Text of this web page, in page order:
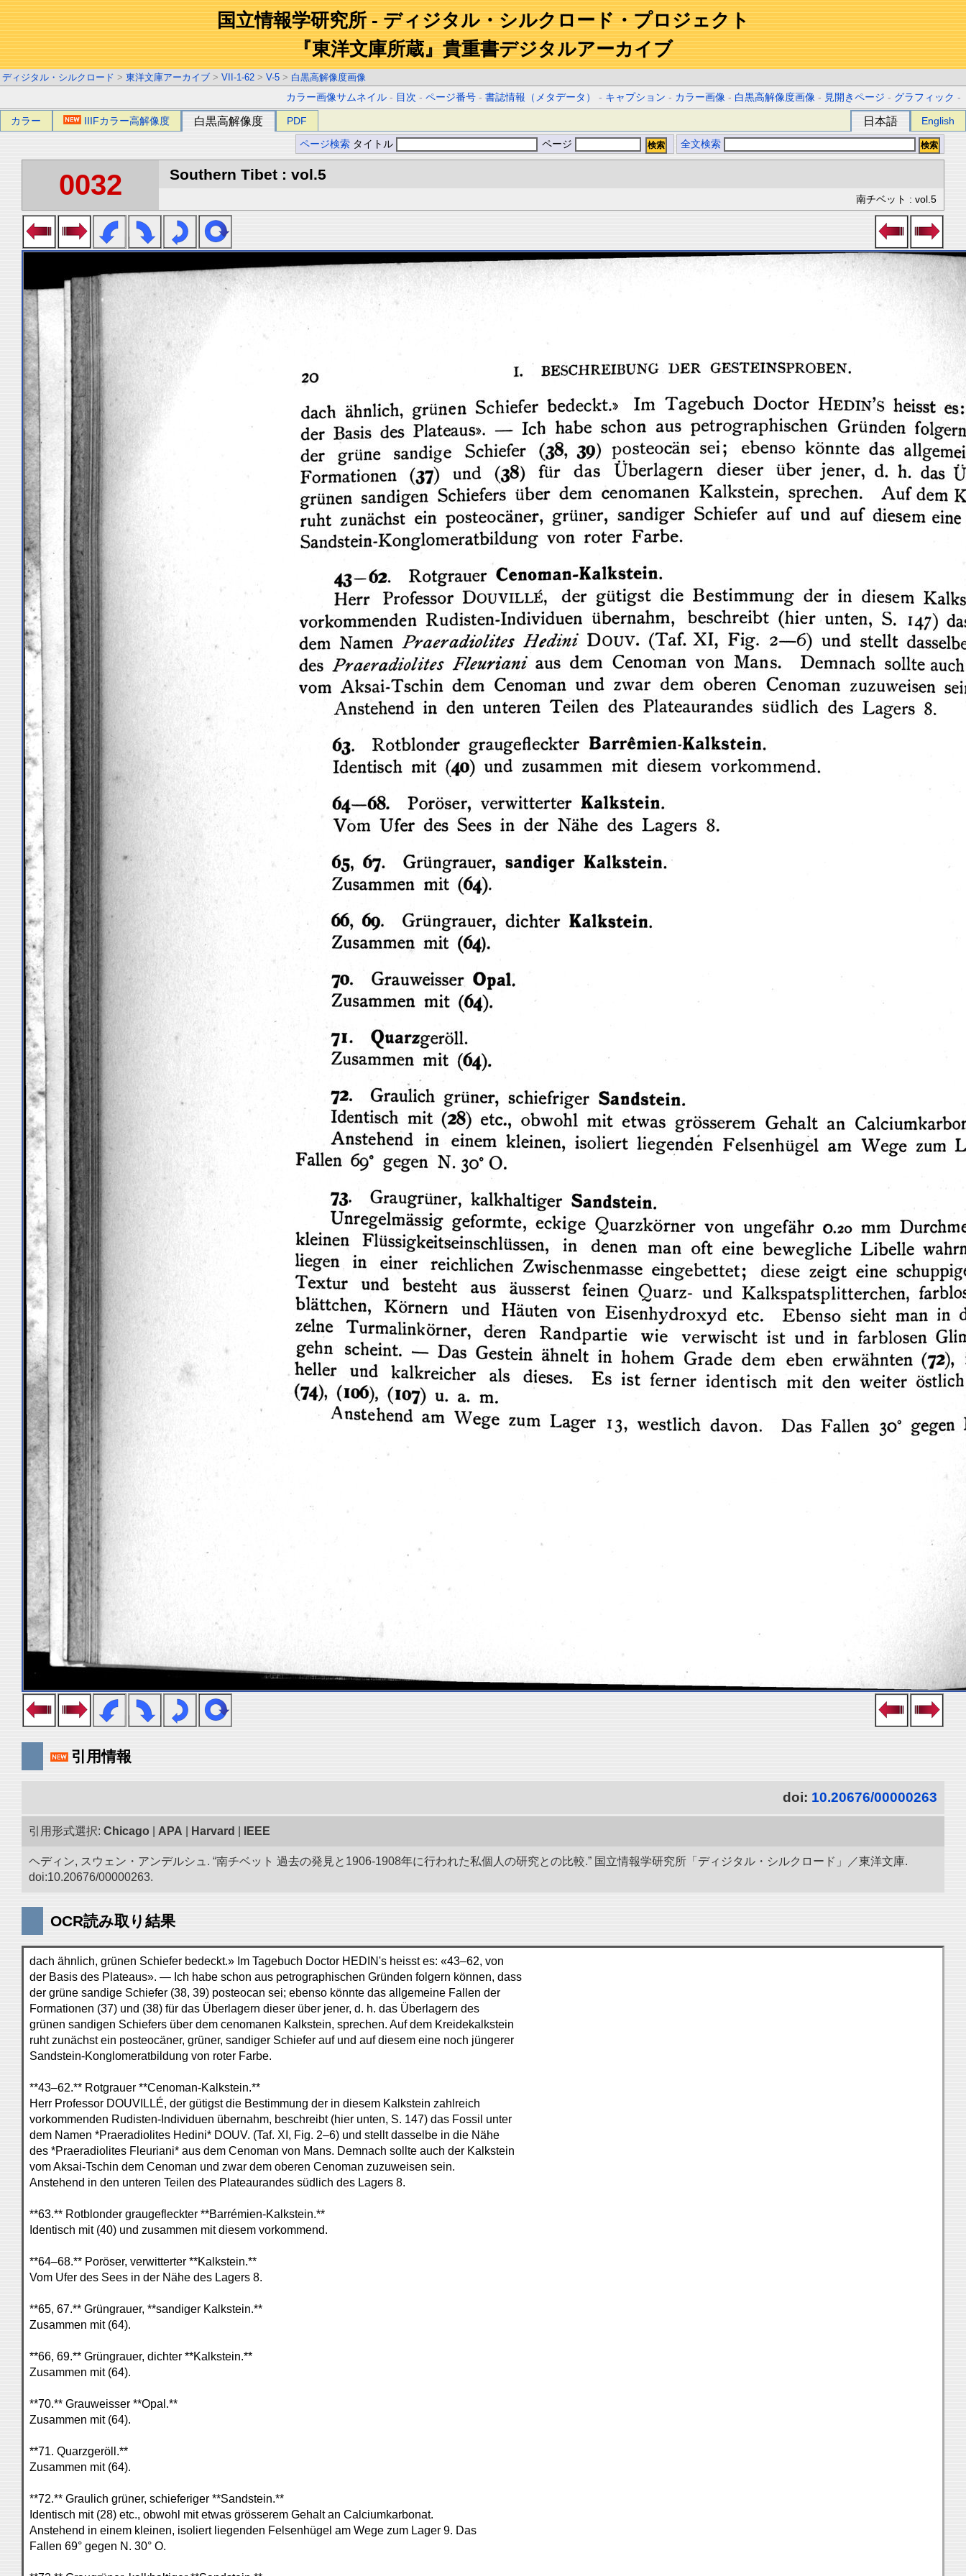
国立情報学研究所 - ディジタル・シルクロード・プロジェクト
『東洋文庫所蔵』貴重書デジタルアーカイブ
ディジタル・シルクロード > 東洋文庫アーカイブ > VII-1-62 > V-5 > 白黒高解像度画像
カラー画像サムネイル - 目次 -ページ番号 -書誌情報（メタデータ） - キャプション - カラー画像 - 白黒高解像度画像 - 見開きページ - グラフィック -
カラー IIIFカラー高解像度 白黒高解像度 PDF 日本語 English
ページ検索 タイトル ページ 全文検索
0032 Southern Tibet : vol.5
南チベット : vol.5
引用情報
doi: 10.20676/00000263
引用形式選択: Chicago APA Harvard IEEE
ヘディン, スウェン・アンデルシュ. “南チベット 過去の発見と1906-1908年に行われた私個人の研究との比較.” 国立情報学研究所「ディジタル・シルクロード」／東洋文庫.
doi:10.20676/00000263.
OCR読み取り結果
dach ähnlich, grünen Schiefer bedeckt.» Im Tagebuch Doctor HEDIN's heisst es: «43–62, von
der Basis des Plateaus». — Ich habe schon aus petrographischen Gründen folgern können, dass
der grüne sandige Schiefer (38, 39) posteocan sei; ebenso könnte das allgemeine Fallen der
Formationen (37) und (38) für das Überlagern dieser über jener, d. h. das Überlagern des
grünen sandigen Schiefers über dem cenomanen Kalkstein, sprechen. Auf dem Kreidekalkstein
ruht zunächst ein posteocäner, grüner, sandiger Schiefer auf und auf diesem eine noch jüngerer
Sandstein-Konglomeratbildung von roter Farbe.
**43–62.** Rotgrauer **Cenoman-Kalkstein.**
Herr Professor DOUVILLÉ, der gütigst die Bestimmung der in diesem Kalkstein zahlreich
vorkommenden Rudisten-Individuen übernahm, beschreibt (hier unten, S. 147) das Fossil unter
dem Namen *Praeradiolites Hedini* DOUV. (Taf. XI, Fig. 2–6) und stellt dasselbe in die Nähe
des *Praeradiolites Fleuriani* aus dem Cenoman von Mans. Demnach sollte auch der Kalkstein
vom Aksai-Tschin dem Cenoman und zwar dem oberen Cenoman zuzuweisen sein.
Anstehend in den unteren Teilen des Plateaurandes südlich des Lagers 8.
**63.** Rotblonder graugefleckter **Barrémien-Kalkstein.**
Identisch mit (40) und zusammen mit diesem vorkommend.
**64–68.** Poröser, verwitterter **Kalkstein.**
Vom Ufer des Sees in der Nähe des Lagers 8.
**65, 67.** Grüngrauer, **sandiger Kalkstein.**
Zusammen mit (64).
**66, 69.** Grüngrauer, dichter **Kalkstein.**
Zusammen mit (64).
**70.** Grauweisser **Opal.**
Zusammen mit (64).
**71. Quarzgeröll.**
Zusammen mit (64).
**72.** Graulich grüner, schieferiger **Sandstein.**
Identisch mit (28) etc., obwohl mit etwas grösserem Gehalt an Calciumkarbonat.
Anstehend in einem kleinen, isoliert liegenden Felsenhügel am Wege zum Lager 9. Das
Fallen 69° gegen N. 30° O.